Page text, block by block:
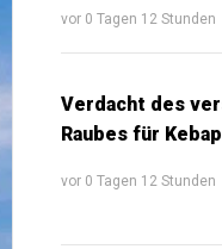
vor 0 Tagen 12 Stunden
Verdacht des
Raubes für
vor 0 Tagen 12 Stunden